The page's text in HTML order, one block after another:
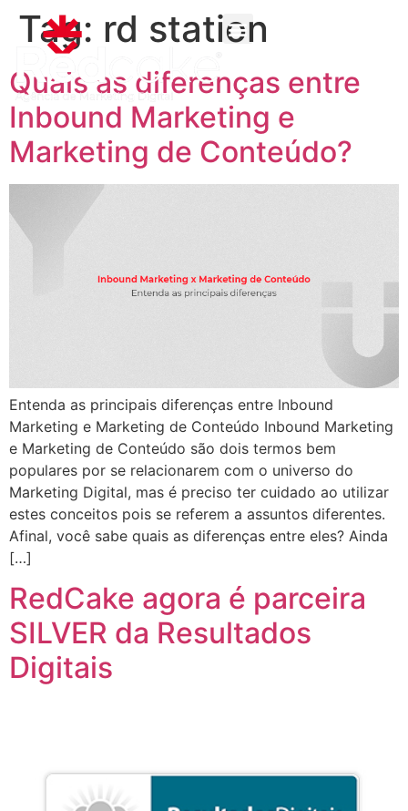
Tag: rd station
Quais as diferenças entre
Inbound Marketing e
Marketing de Conteúdo?
Entenda as principais diferenças entre Inbound
Marketing e Marketing de Conteúdo Inbound Marketing
e Marketing de Conteúdo são dois termos bem
populares por se relacionarem com o universo do
Marketing Digital, mas é preciso ter cuidado ao utilizar
estes conceitos pois se referem a assuntos diferentes.
Afinal, você sabe quais as diferenças entre eles? Ainda
[…]
RedCake agora é parceira
SILVER da Resultados
Digitais